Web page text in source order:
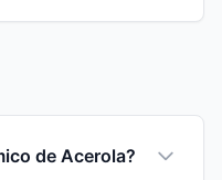
de Acerola?